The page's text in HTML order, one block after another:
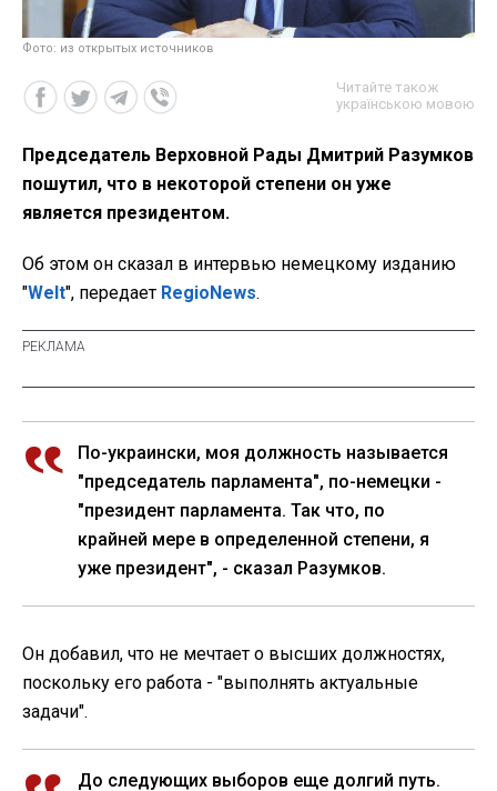
Фото: из открытых источников
Читайте також
українською мовою
Председатель Верховной Рады Дмитрий Разумков
пошутил, что в некоторой степени он уже
является президентом.
Об этом он сказал в интервью немецкому изданию
"Welt", передает RegioNews.
По-украински, моя должность называется
"председатель парламента", по-немецки -
"президент парламента. Так что, по
крайней мере в определенной степени, я
уже президент", - сказал Разумков.
Он добавил, что не мечтает о высших должностях,
поскольку его работа - "выполнять актуальные
задачи".
До следующих выборов еще долгий путь.